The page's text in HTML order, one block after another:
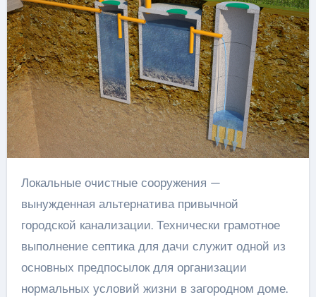
Локальные очистные сооружения —
вынужденная альтернатива привычной
городской канализации. Технически грамотное
выполнение септика для дачи служит одной из
основных предпосылок для организации
нормальных условий жизни в загородном доме.